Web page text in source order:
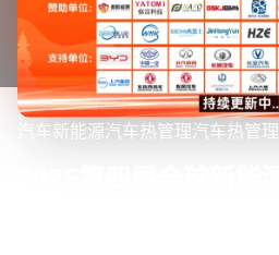
汽车新能源汽车热管理汽车热管理